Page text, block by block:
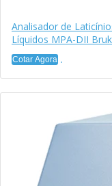
Analisador de
Líquidos MPA-DII
Cotar Agora